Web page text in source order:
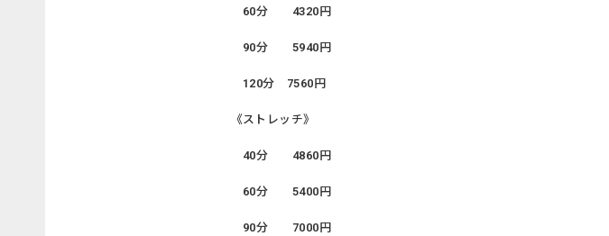
60分 4320円
90分 5940円
120分 7560円
《ストレッチ》
40分 4860円
60分 5400円
90分 7000円